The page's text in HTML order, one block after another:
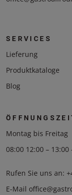
SERVICES
Lieferung
Produktkataloge
Blog
Montag bis Freitag
08:00 12:00 – 13:00
Rufen Sie uns an:
E-Mail